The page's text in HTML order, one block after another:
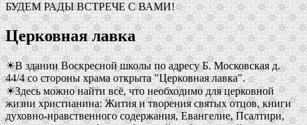
БУДЕМ РАДЫ ВСТРЕЧЕ С ВАМИ!
Церковная лавка
☀В здании Воскресной школы по адресу Б. Московская д.
44/4 со стороны храма открыта "Церковная лавка".
☀Здесь можно найти всё, что необходимо для церковной
жизни христианина: Жития и творения святых отцов, книги
духовно-нравственного содержания, Евангелие, Псалтири,